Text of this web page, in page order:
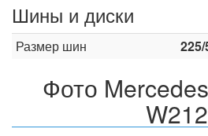
Шины и диски
Размер шин
Фото
W212